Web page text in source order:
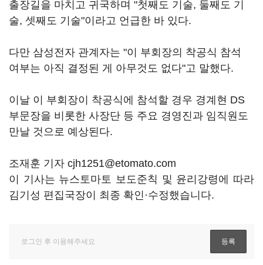
출장길을 마치고 귀국하며 "첫째도 기술, 둘째도 기
술, 셋째도 기술"이라고 언급한 바 있다.
다만 삼성전자 관계자는 "이 부회장의 착공식 참석
여부는 아직 결정된 게 아무것도 없다"고 말했다.
이날 이 부회장이 착공식에 참석할 경우 경계현 DS
부문장을 비롯한 사장단 등 주요 경영진과 임직원도
만날 것으로 예상된다.
조재훈 기자 cjh1251@etomato.com
이 기사는 뉴스토마토 보도준칙 및 윤리강령에 따라
김기성 편집국장이 최종 확인·수정했습니다.